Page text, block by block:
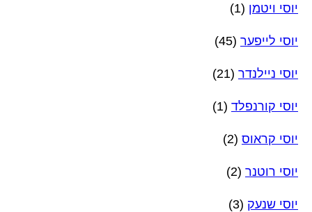
יוסי ויטמן (1)
יוסי לייפער (45)
יוסי ניילנדר (21)
יוסי קורנפלד (1)
יוסי קראוס (2)
יוסי רוטנר (2)
יוסי שנעק (3)